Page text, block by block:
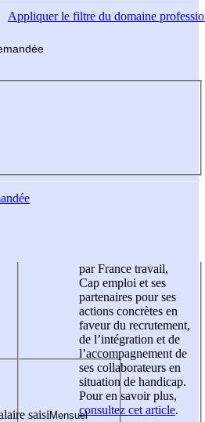
Appliquerle filtre du domaine
saisi
par France travail,
Cap emploi et ses
partenaires pour ses
actions concrètes en
faveur du recrutement,
de l’intégration et de
l’accompagnement de
ses collaborateurs en
situation de handicap.
Pour en savoir plus,
consultez cet article.